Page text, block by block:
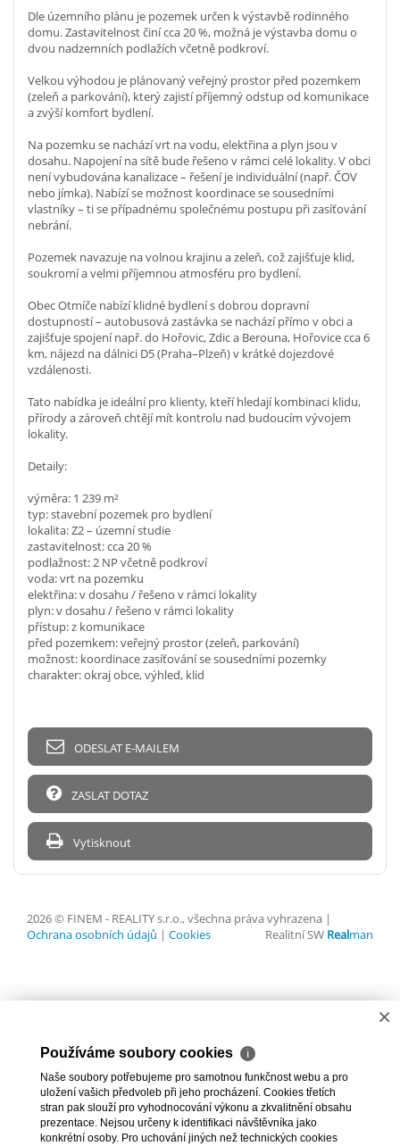
Dle územního plánu je pozemek určen k výstavbě rodinného
domu. Zastavitelnost činí cca 20 %, možná je výstavba domu o
dvou nadzemních podlažích včetně podkroví.
Velkou výhodou je plánovaný veřejný prostor před pozemkem
(zeleň a parkování), který zajistí příjemný odstup od komunikace
a zvýší komfort bydlení.
Na pozemku se nachází vrt na vodu, elektřina a plyn jsou v
dosahu. Napojení na sítě bude řešeno v rámci celé lokality. V obci
není vybudována kanalizace – řešení je individuální (např. ČOV
nebo jímka). Nabízí se možnost koordinace se sousedními
vlastníky – ti se případnému společnému postupu při zasíťování
nebrání.
Pozemek navazuje na volnou krajinu a zeleň, což zajišťuje klid,
soukromí a velmi příjemnou atmosféru pro bydlení.
Obec Otmíče nabízí klidné bydlení s dobrou dopravní
dostupností – autobusová zastávka se nachází přímo v obci a
zajišťuje spojení např. do Hořovic, Zdic a Berouna, Hořovice cca 6
km, nájezd na dálnici D5 (Praha–Plzeň) v krátké dojezdové
vzdálenosti.
Tato nabídka je ideální pro klienty, kteří hledají kombinaci klidu,
přírody a zároveň chtějí mít kontrolu nad budoucím vývojem
lokality.
Detaily:
výměra: 1 239 m²
typ: stavební pozemek pro bydlení
lokalita: Z2 – územní studie
zastavitelnost: cca 20 %
podlažnost: 2 NP včetně podkroví
voda: vrt na pozemku
elektřina: v dosahu / řešeno v rámci lokality
plyn: v dosahu / řešeno v rámci lokality
přístup: z komunikace
před pozemkem: veřejný prostor (zeleň, parkování)
možnost: koordinace zasíťování se sousedními pozemky
charakter: okraj obce, výhled, klid
ODESLAT E-MAILEM
ZASLAT DOTAZ
Vytisknout
2026 © FINEM - REALITY s.r.o., všechna práva vyhrazena |
Ochrana osobních údajů | Cookies Realitní SW Realman
×
Používáme soubory cookies ℹ
Naše soubory potřebujeme pro samotnou funkčnost webu a pro
uložení vašich předvoleb při jeho procházení. Cookies třetích
stran pak slouží pro vyhodnocování výkonu a zkvalitnění obsahu
prezentace. Nejsou určeny k identifikaci návštěvníka jako
konkrétní osoby. Pro uchování jiných než technických cookies